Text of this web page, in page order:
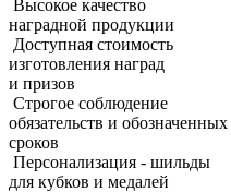
Высокое качество
наградной продукции
Доступная стоимость
изготовления наград
и призов
Строгое соблюдение
обязательств и обозначенных
сроков
Персонализация - шильды
для кубков и медалей